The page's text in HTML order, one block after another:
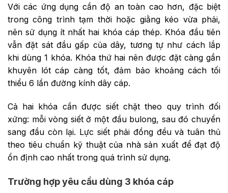
Với các ứng dụng cần độ an toàn cao hơn, đặc biệt
trong công trình tạm thời hoặc giằng kéo vừa phải,
nên sử dụng ít nhất hai khóa cáp thép. Khóa đầu tiên
vẫn đặt sát đầu gấp của dây, tương tự như cách lắp
khi dùng 1 khóa. Khóa thứ hai nên được đặt càng gần
khuyên lót cáp càng tốt, đảm bảo khoảng cách tối
thiểu 6 lần đường kính dây cáp.
Cả hai khóa cần được siết chặt theo quy trình đối
xứng: mỗi vòng siết ở một đầu bulong, sau đó chuyển
sang đầu còn lại. Lực siết phải đồng đều và tuân thủ
theo tiêu chuẩn kỹ thuật của nhà sản xuất để đạt độ
ổn định cao nhất trong quá trình sử dụng.
Trường hợp yêu cầu dùng 3 khóa cáp